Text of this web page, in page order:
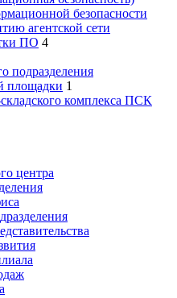
безопасности
агентской сети
ПО 4
подразделения
площадки 1
комплекса ПСК
центра